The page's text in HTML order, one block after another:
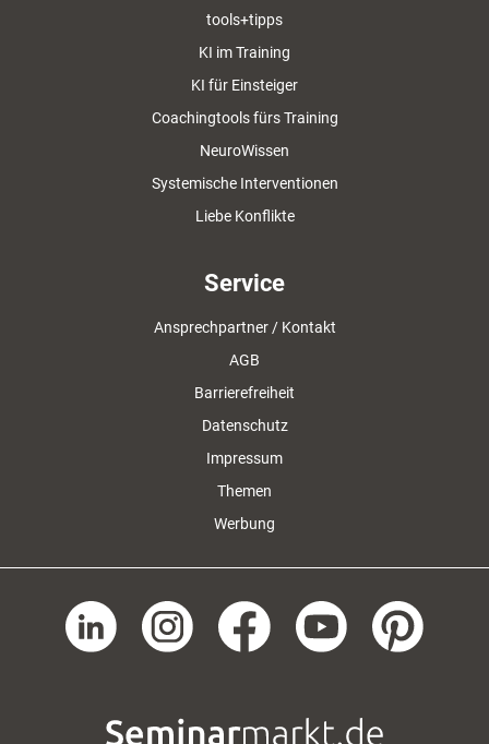
tools+tipps
KI im Training
KI für Einsteiger
Coachingtools fürs Training
NeuroWissen
Systemische Interventionen
Liebe Konflikte
Service
Ansprechpartner / Kontakt
AGB
Barrierefreiheit
Datenschutz
Impressum
Themen
Werbung